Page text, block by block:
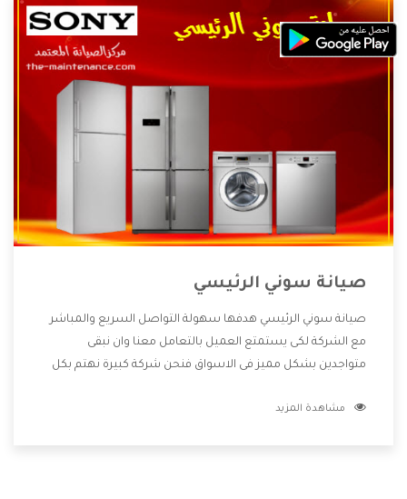
صيانة سوني الرئيسي
صيانة سوني الرئيسي هدفها سهولة التواصل السريع والمباشر
مع الشركة لكى يستمتع العميل بالتعامل معنا وان نبقى
متواجدين بشكل مميز فى الاسواق فنحن شركة كبيرة نهتم بكل
الشركة بها والتى تكون منها خدمة الصيانة التى تكون من أهم
مشاهدة المزيد